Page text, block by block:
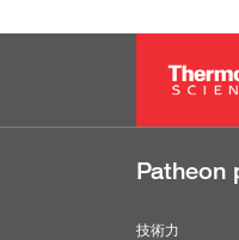
Patheon
技術力